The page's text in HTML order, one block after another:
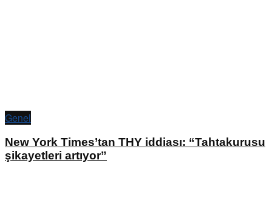
Genel
New York Times’tan THY iddiası: “Tahtakurusu
şikayetleri artıyor”